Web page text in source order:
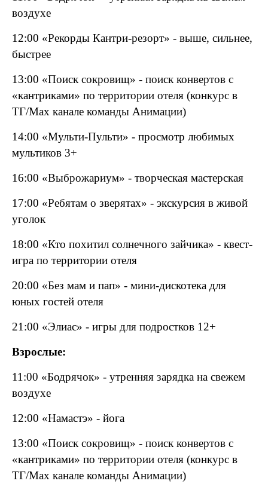
воздухе
12:00 «Рекорды Кантри-резорт» - выше, сильнее,
быстрее
13:00 «Поиск сокровищ» - поиск конвертов с
«кантриками» по территории отеля (конкурс в
ТГ/Max канале команды Анимации)
14:00 «Мульти-Пульти» - просмотр любимых
мультиков 3+
16:00 «Выброжариум» - творческая мастерская
17:00 «Ребятам о зверятах» - экскурсия в живой
уголок
18:00 «Кто похитил солнечного зайчика» - квест-
игра по территории отеля
20:00 «Без мам и пап» - мини-дискотека для
юных гостей отеля
21:00 «Элиас» - игры для подростков 12+
Взрослые:
11:00 «Бодрячок» - утренняя зарядка на свежем
воздухе
12:00 «Намастэ» - йога
13:00 «Поиск сокровищ» - поиск конвертов с
«кантриками» по территории отеля (конкурс в
ТГ/Max канале команды Анимации)